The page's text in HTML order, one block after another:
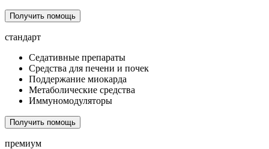
Получить помощь
стандарт
Седативные препараты
Средства для печени и почек
Поддержание миокарда
Метаболические средства
Иммуномодуляторы
Получить помощь
премиум